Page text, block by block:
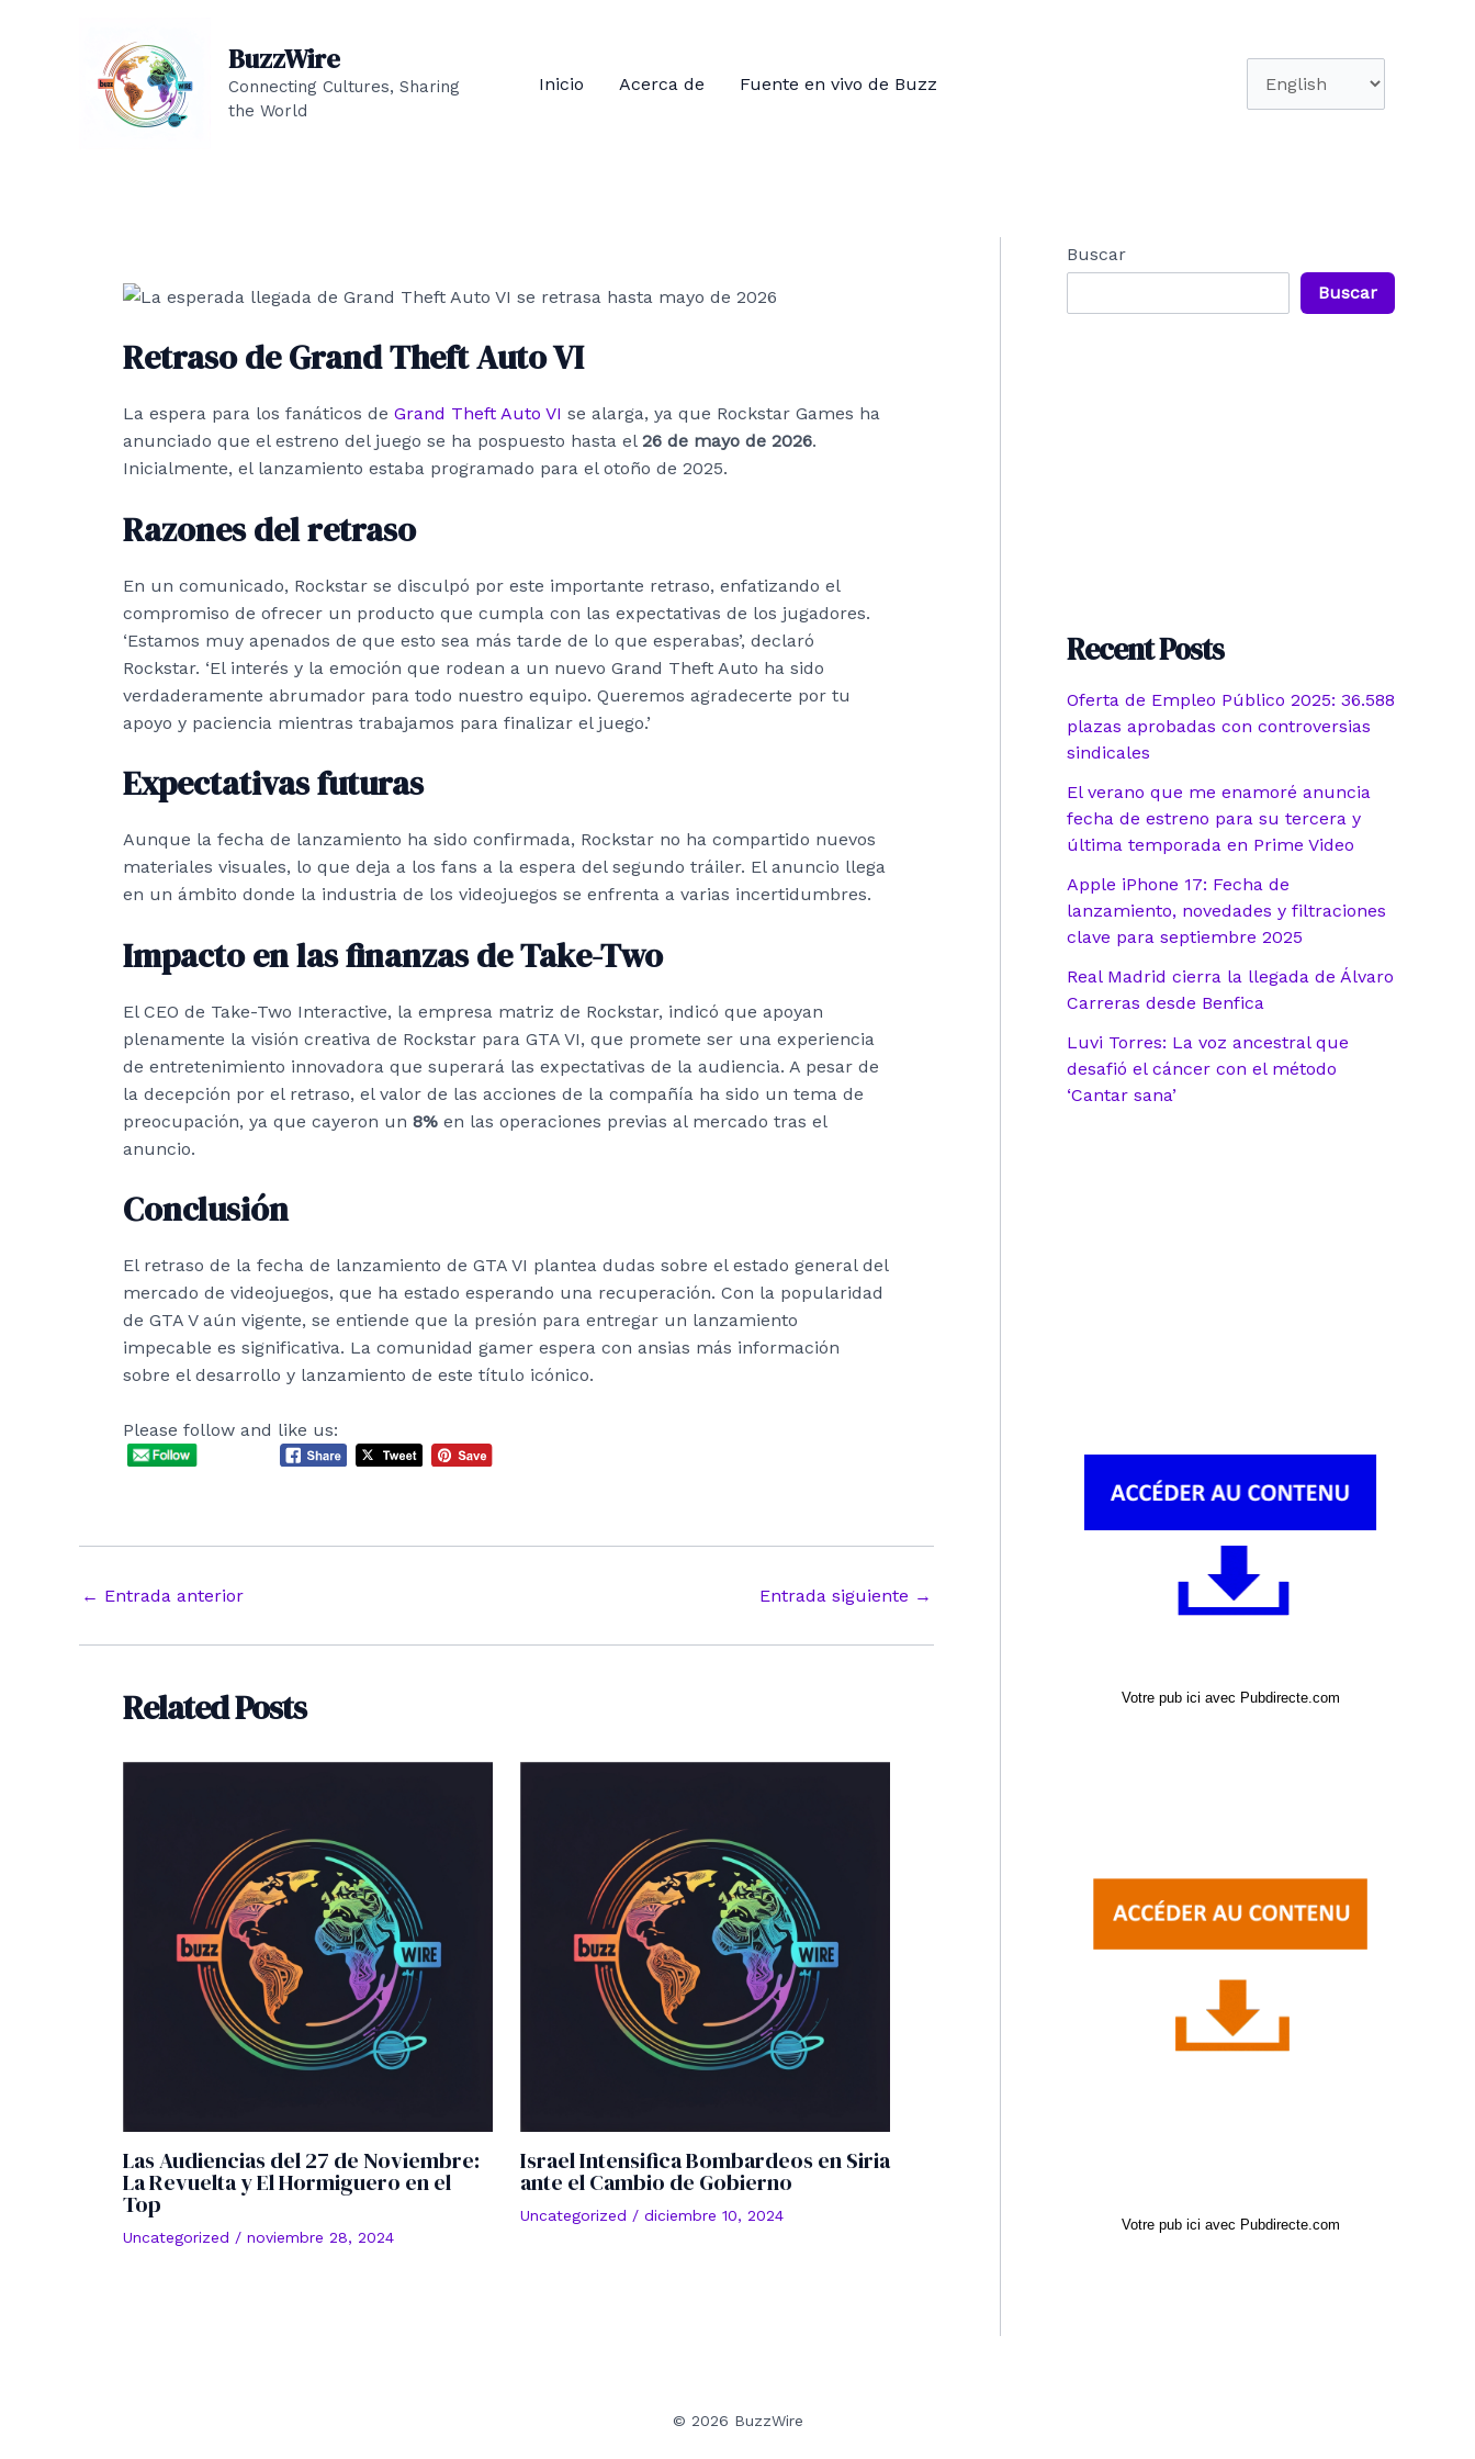
BuzzWire
Connecting Cultures, Sharing
the World
Inicio Acerca de Fuente en vivo de Buzz
Retraso de Grand Theft Auto VI
La espera para los fanáticos de Grand Theft Auto VI se alarga, ya que Rockstar Games ha
anunciado que el estreno del juego se ha pospuesto hasta el 26 de mayo de 2026.
Inicialmente, el lanzamiento estaba programado para el otoño de 2025.
Razones del retraso
En un comunicado, Rockstar se disculpó por este importante retraso, enfatizando el
compromiso de ofrecer un producto que cumpla con las expectativas de los jugadores.
‘Estamos muy apenados de que esto sea más tarde de lo que esperabas’, declaró
Rockstar. ‘El interés y la emoción que rodean a un nuevo Grand Theft Auto ha sido
verdaderamente abrumador para todo nuestro equipo. Queremos agradecerte por tu
apoyo y paciencia mientras trabajamos para finalizar el juego.’
Expectativas futuras
Aunque la fecha de lanzamiento ha sido confirmada, Rockstar no ha compartido nuevos
materiales visuales, lo que deja a los fans a la espera del segundo tráiler. El anuncio llega
en un ámbito donde la industria de los videojuegos se enfrenta a varias incertidumbres.
Impacto en las finanzas de Take-Two
El CEO de Take-Two Interactive, la empresa matriz de Rockstar, indicó que apoyan
plenamente la visión creativa de Rockstar para GTA VI, que promete ser una experiencia
de entretenimiento innovadora que superará las expectativas de la audiencia. A pesar de
la decepción por el retraso, el valor de las acciones de la compañía ha sido un tema de
preocupación, ya que cayeron un 8% en las operaciones previas al mercado tras el
anuncio.
Conclusión
El retraso de la fecha de lanzamiento de GTA VI plantea dudas sobre el estado general del
mercado de videojuegos, que ha estado esperando una recuperación. Con la popularidad
de GTA V aún vigente, se entiende que la presión para entregar un lanzamiento
impecable es significativa. La comunidad gamer espera con ansias más información
sobre el desarrollo y lanzamiento de este título icónico.
Please follow and like us:
Navegación
entradas
← Entrada anterior Entrada siguiente →
Related Posts
Las Audiencias del 27 de Noviembre:
La Revuelta y El Hormiguero en el
Top
Uncategorized / noviembre 28, 2024
Israel Intensifica Bombardeos en Siria
ante el Cambio de Gobierno
Uncategorized / diciembre 10, 2024
Buscar
Buscar
Recent Posts
Oferta de Empleo Público 2025: 36.588
plazas aprobadas con controversias
sindicales
El verano que me enamoré anuncia
fecha de estreno para su tercera y
última temporada en Prime Video
Apple iPhone 17: Fecha de
lanzamiento, novedades y filtraciones
clave para septiembre 2025
Real Madrid cierra la llegada de Álvaro
Carreras desde Benfica
Luvi Torres: La voz ancestral que
desafió el cáncer con el método
‘Cantar sana’
Votre pub ici avec Pubdirecte.com
Votre pub ici avec Pubdirecte.com
© 2026 BuzzWire